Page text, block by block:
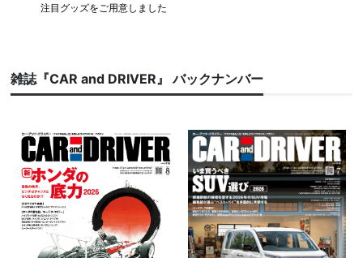
注目グッズをご用意しました
雑誌『CAR and DRIVER』 バックナンバー